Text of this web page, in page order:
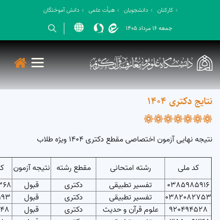
Open
Open
Open
Open
کارکنان دانشجویان هیأت علمی
دانش آموختگان
جمعه 16 مرداد 1405
نتایج دکتری 1404
نتیجه نهایی آزمون اختصاصی مقطع دکتری 1404 ویژه طلاب
کد ملی رشته امتحانی مقطع رشته نتیجه آزمون
0385985916
تفسیر تطبیقی دکتری قبول
0382082753
تفسیر تطبیقی دکتری قبول
920494528
علوم قرآن و حدیث دکتری قبول